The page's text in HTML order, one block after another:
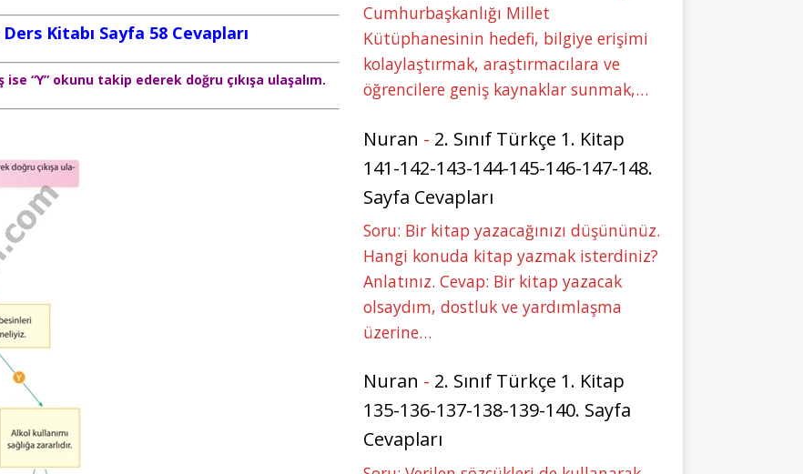
Ders Kitabı Sayfa 58 Cevapları
ise “Y” okunu takip ederek doğru çıkışa ulaşalım.
Cumhurbaşkanlığı Millet
Kütüphanesinin hedefi, bilgiye erişimi
kolaylaştırmak, araştırmacılara ve
öğrencilere geniş kaynaklar sunmak,…
Nuran - 2. Sınıf Türkçe 1. Kitap
141-142-143-144-145-146-147-148.
Sayfa Cevapları
Soru: Bir kitap yazacağınızı düşününüz.
Hangi konuda kitap yazmak isterdiniz?
Anlatınız. Cevap: Bir kitap yazacak
olsaydım, dostluk ve yardımlaşma
üzerine…
Nuran - 2. Sınıf Türkçe 1. Kitap
135-136-137-138-139-140. Sayfa
Cevapları